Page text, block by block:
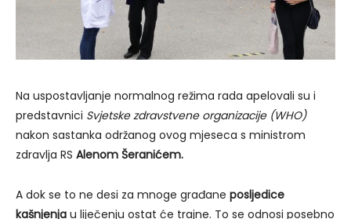
Na uspostavljanje normalnog režima rada apelovali su i
predstavnici Svjetske zdravstvene organizacije (WHO)
nakon sastanka održanog ovog mjeseca s ministrom
zdravlja RS Alenom Šeranićem.
A dok se to ne desi za mnoge građane posljedice
kašnjenja u liječenju ostat će trajne. To se odnosi posebno